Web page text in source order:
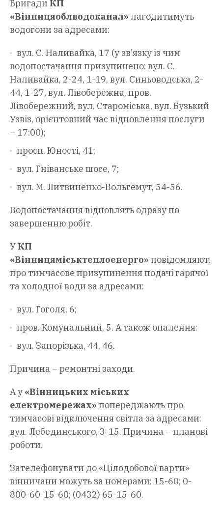
Бригади КП
«Вінницяоблводоканал» лагодитимуть
водогони за адресами:
вул. С. Наливайка, 17 (у зв’язку із чим
водопостачання призупинено: вул. С.
Наливайка, 2-24, 1-19, вул. Синьоводська, 2-
44, 1-27, вул. Лівобережна, пров.
Лівобережний, вул. Староміська, вул. Бузький
Узвіз, орієнтовний час відновлення послуги
– 17:00);
просп. Юності, 41;
вул. Гніванське шосе, 7;
вул. М. Литвиненко-Вольгемут, 54-56.
Водопостачання відновлять одразу по
завершенню робіт.
У КП
«Вінницяміськтеплоенерго» повідомляють
про тимчасове призупинення подачі гарячої
та холодної води за адресами:
вул. Гоголя, 6;
пров. Комунальний, 5. А також опалення:
вул. Запорізька, 44, 46.
Причина – ремонтні заходи.
А у «Вінницьких міських
електромережах» попереджають про
тимчасові відключення світла за адресами:
вул. Лебединського, 3-15. Причина – планові
роботи.
Зателефонувати до «Цілодобової варти»
вінничани можуть за номерами: 15-60; 0-
800-60-15-60; (0432) 65-15-60.